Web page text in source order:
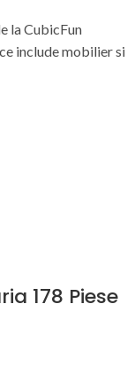
la CubicFun
include mobilier si
178 Piese